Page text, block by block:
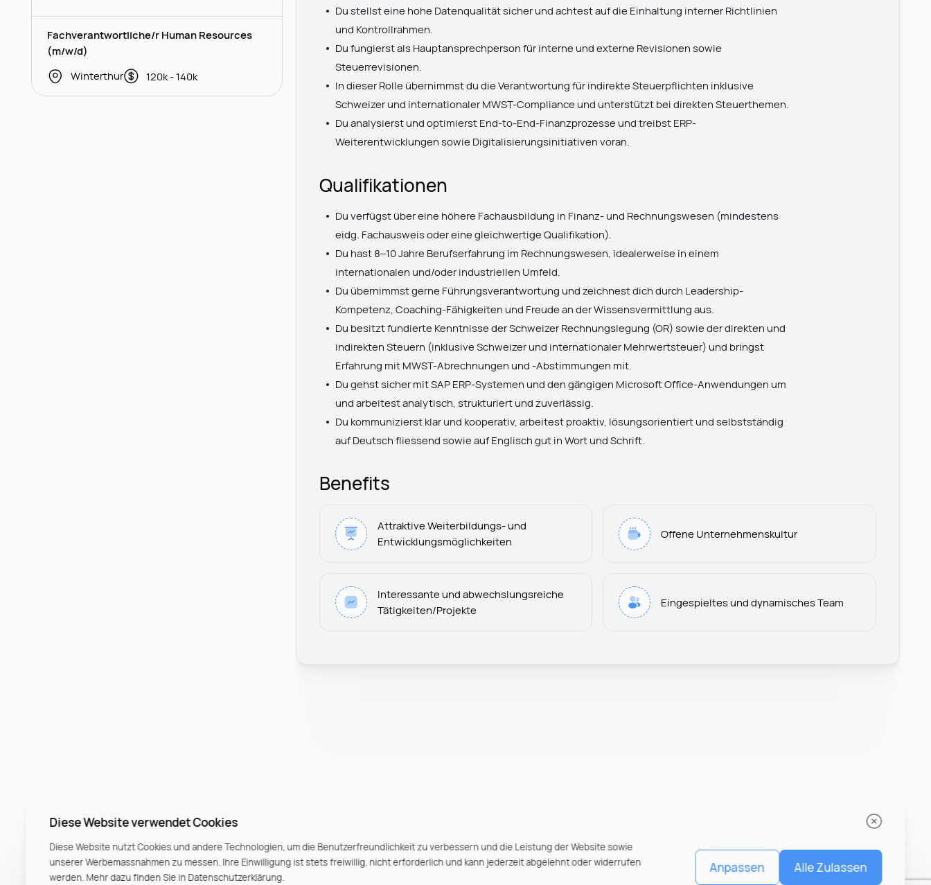
Fachverantwortliche/r Human Resources
(m/w/d)
Winterthur
120k - 140k
Du stellst eine hohe Datenqualität sicher und achtest auf die Einhaltung interner Richtlinien
und Kontrollrahmen.
Du fungierst als Hauptansprechperson für interne und externe Revisionen sowie
Steuerrevisionen.
In dieser Rolle übernimmst du die Verantwortung für indirekte Steuerpflichten inklusive
Schweizer und internationaler MWST-Compliance und unterstützt bei direkten Steuerthemen.
Du analysierst und optimierst End-to-End-Finanzprozesse und treibst ERP-
Weiterentwicklungen sowie Digitalisierungsinitiativen voran.
Qualifikationen
Du verfügst über eine höhere Fachausbildung in Finanz- und Rechnungswesen (mindestens
eidg. Fachausweis oder eine gleichwertige Qualifikation).
Du hast 8–10 Jahre Berufserfahrung im Rechnungswesen, idealerweise in einem
internationalen und/oder industriellen Umfeld.
Du übernimmst gerne Führungsverantwortung und zeichnest dich durch Leadership-
Kompetenz, Coaching-Fähigkeiten und Freude an der Wissensvermittlung aus.
Du besitzt fundierte Kenntnisse der Schweizer Rechnungslegung (OR) sowie der direkten und
indirekten Steuern (inklusive Schweizer und internationaler Mehrwertsteuer) und bringst
Erfahrung mit MWST-Abrechnungen und -Abstimmungen mit.
Du gehst sicher mit SAP ERP-Systemen und den gängigen Microsoft Office-Anwendungen um
und arbeitest analytisch, strukturiert und zuverlässig.
Du kommunizierst klar und kooperativ, arbeitest proaktiv, lösungsorientiert und selbstständig
auf Deutsch fliessend sowie auf Englisch gut in Wort und Schrift.
Benefits
Attraktive Weiterbildungs- und
Entwicklungsmöglichkeiten
Offene Unternehmenskultur
Interessante und abwechslungsreiche
Tätigkeiten/Projekte
Eingespieltes und dynamisches Team
Leonard Ramin
Recruiter at Rocken
Diese Website verwendet Cookies
Diese Website nutzt Cookies und andere Technologien, um die Benutzerfreundlichkeit zu verbessern und die Leistung der Website sowie
unserer Werbemassnahmen zu messen. Ihre Einwilligung ist stets freiwillig, nicht erforderlich und kann jederzeit abgelehnt oder widerrufen
werden. Mehr dazu finden Sie in Datenschutzerklärung.
Anpassen Alle Zulassen